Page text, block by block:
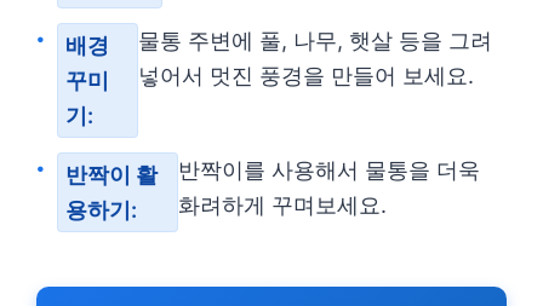
배경
꾸미
기:
물통 주변에 풀, 나무, 햇살 등을 그려
넣어서 멋진 풍경을 만들어 보세요.
반짝이 활
용하기:
반짝이를 사용해서 물통을 더욱
화려하게 꾸며보세요.